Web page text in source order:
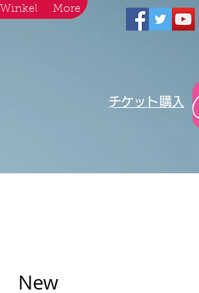
Winkel More
​チケット購入
New